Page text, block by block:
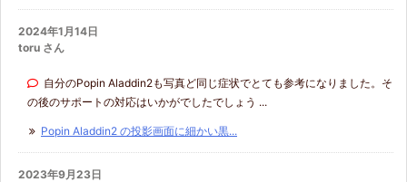
2024年1月14日
toru さん
自分のPopin Aladdin2も写真ど同じ症状でとても参考になりました。そ
の後のサポートの対応はいかがでしたでしょう ...
Popin Aladdin2 の投影画面に細かい黒...
2023年9月23日